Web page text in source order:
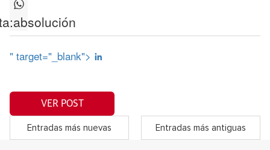
absolución
" target="_blank">
VER POST
Entradas más nuevas Entradas más antiguas